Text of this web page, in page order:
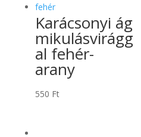
Karácsonyi ág
mikulásvirágg
al fehér-
arany
550 Ft